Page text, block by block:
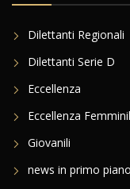
Dilettanti Regionali
Dilettanti Serie D
Eccellenza
Eccellenza
Giovanili
news in primo piano